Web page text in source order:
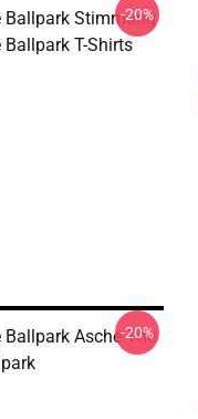
Ballpark Stimmung
T-Shirts
-20%
Asche The
-20%